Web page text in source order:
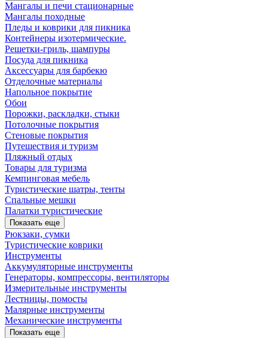
Мангалы и печи стационарные
Мангалы походные
Пледы и коврики для пикника
Контейнеры изотермические.
Решетки-гриль, шампуры
Посуда для пикника
Аксессуары для барбекю
Отделочные материалы
Напольное покрытие
Обои
Порожки, раскладки, стыки
Потолочные покрытия
Стеновые покрытия
Путешествия и туризм
Пляжный отдых
Товары для туризма
Кемпинговая мебель
Туристические шатры, тенты
Спальные мешки
Палатки туристические
Показать еще
Рюкзаки, сумки
Туристические коврики
Инструменты
Аккумуляторные инструменты
Генераторы, компрессоры, вентиляторы
Измерительные инструменты
Лестницы, помосты
Малярные инструменты
Механические инструменты
Показать еще